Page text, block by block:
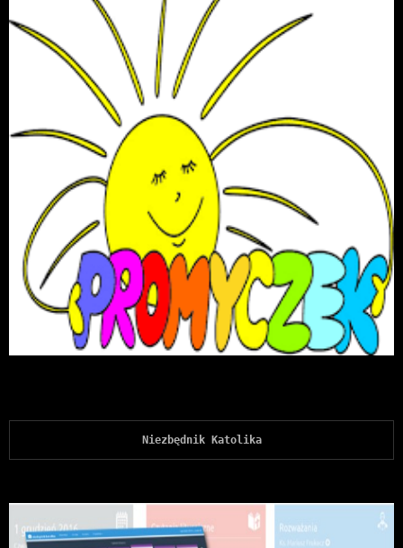
Niezbędnik Katolika